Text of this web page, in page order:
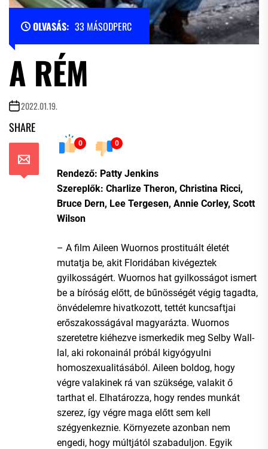
OLVASÁS: 33 MÁSODPERC
A RÉM
2022.01.19.
SHARE
0 0
Rendező: Patty Jenkins
Szereplők: Charlize Theron, Christina Ricci,
Bruce Dern, Lee Tergesen, Annie Corley, Scott
Wilson
– A film Aileen Wuornos prostituált életét
mutatja be, akit Floridában kivégeztek
gyilkosságért. Wuornos hat gyilkosságot ismert
be a bíróság előtt, de bűnösségét végig tagadta,
önvédelemre hivatkozott, tettét kuncsaftjai
erőszakosságával magyarázta. Wuornos
szeretetre kiéhezve ismerkedik meg Selby Wall-
lal, aki rokonainál próbál kigyógyulni
homoszexualitásából. Aileen boldog, hogy
végre valakinek rá van szüksége, valakit ő
tarthat el. Elhatározza, hogy rendes munkát
szerez, így végre maga előtt sem kell
szégyenkeznie. Környezete azonban nem
engedi, hogy múltjától szabaduljon. Egyik